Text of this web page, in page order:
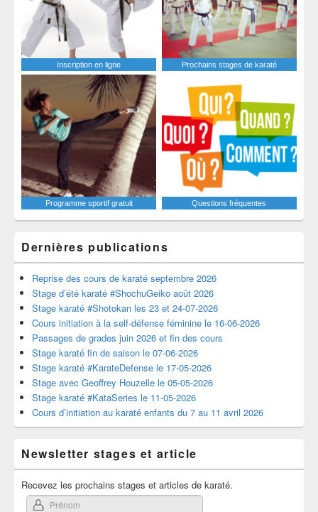
Inscription en ligne Prochains stages de karaté
Programme sportif gratuit Questions fréquentes
Dernières publications
Reprise des cours de karaté septembre 2026
Stage d’été karaté #ShochuGeiko août 2026
Stage karaté #Shotokan les 23 et 24-07-2026
Cours initiation à la self-défense féminine le 16-06-2026
Passages de grades juin 2026 et fin des cours
Stage karaté fin de saison le 07-06-2026
Stage karaté #KarateDefense le 17-05-2026
Stage avec Geoffrey Houzelle le 05-05-2026
Stage karaté #KataSeries le 11-05-2026
Cours d’initiation au karaté enfants du 7 au 11 avril 2026
Newsletter stages et article
Recevez les prochains stages et articles de karaté.